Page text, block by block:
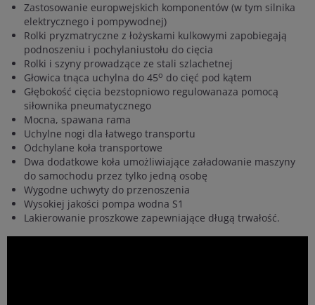
Zastosowanie europwejskich komponentów (w tym silnika
elektrycznego i pompywodnej)
Rolki pryzmatryczne z łożyskami kulkowymi zapobiegają
podnoszeniu i pochylaniustołu do cięcia
Rolki i szyny prowadzące ze stali szlachetnej
Głowica tnąca uchylna do 45o do cięć pod kątem
Głębokość cięcia bezstopniowo regulowanaza pomocą
siłownika pneumatycznego
Mocna, spawana rama
Uchylne nogi dla łatwego transportu
Odchylane koła transportowe
Dwa dodatkowe koła umożliwiające załadowanie maszyny
do samochodu przez tylko jedną osobę
Wygodne uchwyty do przenoszenia
Wysokiej jakości pompa wodna S1
Lakierowanie proszkowe zapewniające długą trwałość.